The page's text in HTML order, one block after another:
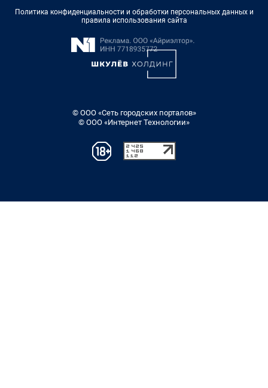
Политика конфиденциальности и обработки персональных данных и
правила использования сайта
© ООО «Сеть городских порталов»
© ООО «Интернет Технологии»